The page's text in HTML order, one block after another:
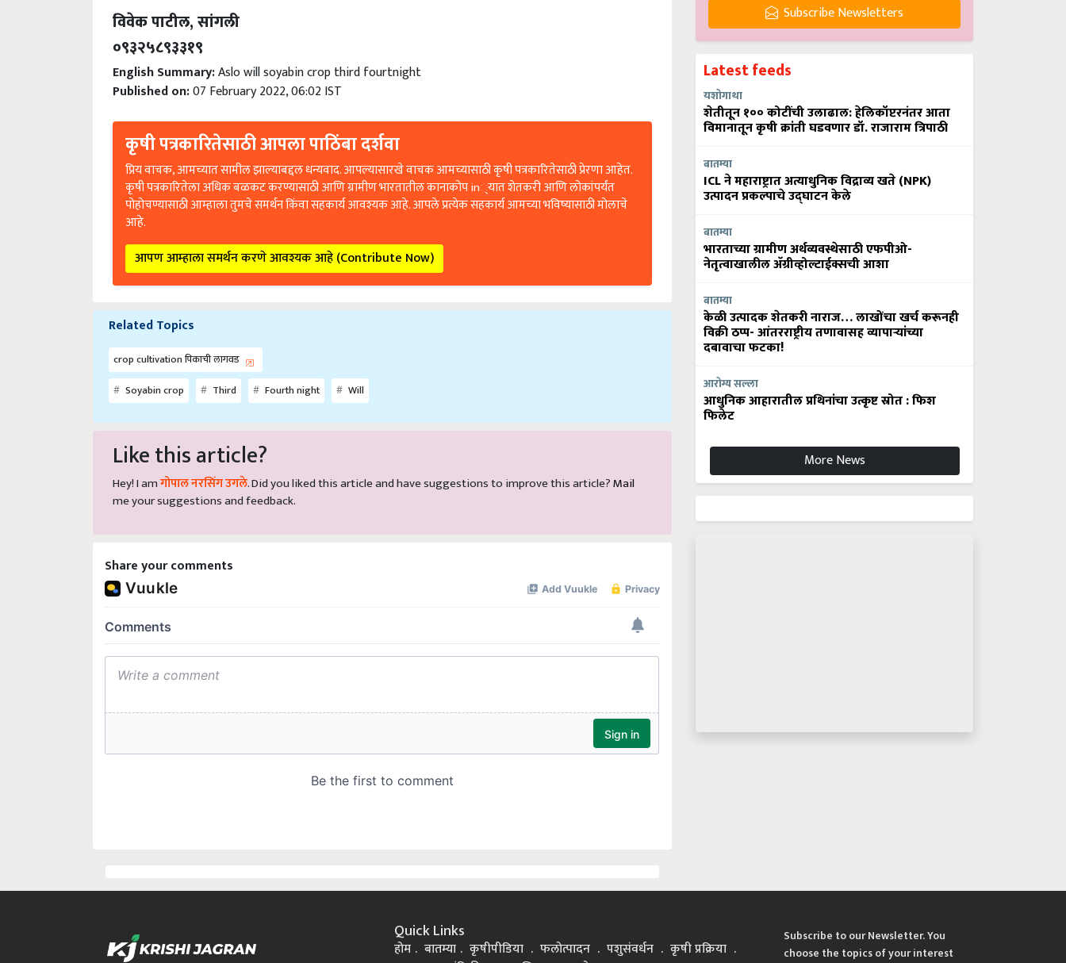
विवेक पाटील, सांगली
०९३२५८९३३१९
English Summary: Aslo will soyabin crop third fourtnight
Published on:07 February 2022, 06:02 IST
कृषी पत्रकारितेसाठी आपला पाठिंबा दर्शवा
प्रिय वाचक, आमच्यात सामील झाल्याबद्दल धन्यवाद. आपल्यासारखे वाचक आमच्यासाठी कृषी पत्रकारितेसाठी प्रेरणा आहेत.
कृषी पत्रकारितेला अधिक बळकट करण्यासाठी आणि ग्रामीण भारतातील कानाकोप in्यात शेतकरी आणि लोकांपर्यंत
पोहोचण्यासाठी आम्हाला तुमचे समर्थन किंवा सहकार्य आवश्यक आहे. आपले प्रत्येक सहकार्य आमच्या भविष्यासाठी मोलाचे
आहे.
आपण आम्हाला समर्थन करणे आवश्यक आहे (Contribute Now)
Related Topics
crop cultivation पिकाची लागवड
Soyabin crop
Third Fourth night Will
Like this article?
Hey! I am गोपाल नरसिंग उगले . Did you liked this article and have suggestions to improve this article? Mail
me your suggestions and feedback.
Share your comments
Subscribe Newsletters
Latest feeds
यशोगाथा
शेतीतून १०० कोटींची उलाढाल: हेलिकॉप्टरनंतर आता
विमानातून कृषी क्रांती घडवणार डॉ. राजाराम त्रिपाठी
बातम्या
ICL ने महाराष्ट्रात अत्याधुनिक विद्राव्य खते (NPK)
उत्पादन प्रकल्पाचे उद्घाटन केले
बातम्या
भारताच्या ग्रामीण अर्थव्यवस्थेसाठी एफपीओ-
नेतृत्वाखालील अ‍ॅग्रीव्होल्टाईक्सची आशा
बातम्या
केळी उत्पादक शेतकरी नाराज… लाखोंचा खर्च करूनही
विक्री ठप्प- आंतरराष्ट्रीय तणावासह व्यापाऱ्यांच्या
दबावाचा फटका!
आरोग्य सल्ला
आधुनिक आहारातील प्रथिनांचा उत्कृष्ट स्रोत : फिश
फिलेट
More News
Quick Links
होम बातम्या कृषीपीडिया फलोत्पादन पशुसंवर्धन
कृषी प्रक्रिया
Subscribe to our Newsletter. You
choose the topics of your interest